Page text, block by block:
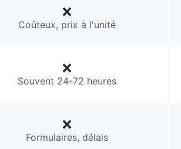
Coûteux, prix à l'unité
Souvent 24-72 heures
Formulaires, délais